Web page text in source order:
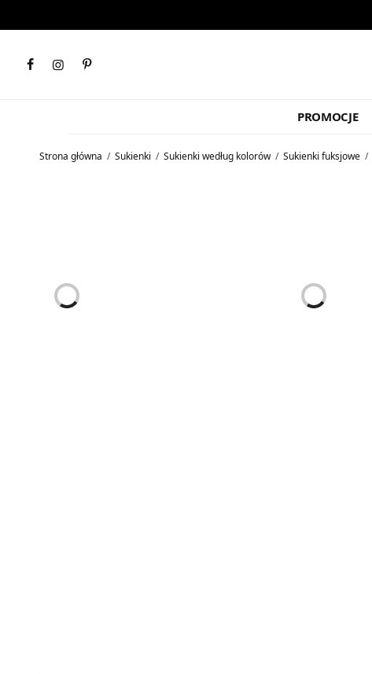
PROMOCJE
Strona główna / Sukienki / Sukienki według kolorów / Sukienki fuksjowe /